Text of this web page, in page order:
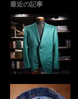
最近の記事